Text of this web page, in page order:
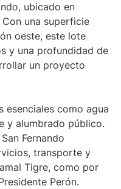
ubicado en
una superficie
oeste, este lote
y una profundidad de
un proyecto
esenciales como agua
y alumbrado público.
Fernando
transporte y
Tigre, como por
Perón.